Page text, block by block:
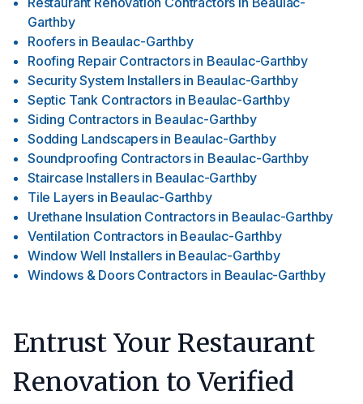
Garthby
Roofers in Beaulac-Garthby
Roofing Repair Contractors in Beaulac-Garthby
Security System Installers in Beaulac-Garthby
Septic Tank Contractors in Beaulac-Garthby
Siding Contractors in Beaulac-Garthby
Sodding Landscapers in Beaulac-Garthby
Soundproofing Contractors in Beaulac-Garthby
Staircase Installers in Beaulac-Garthby
Tile Layers in Beaulac-Garthby
Urethane Insulation Contractors in Beaulac-Garthby
Ventilation Contractors in Beaulac-Garthby
Window Well Installers in Beaulac-Garthby
Windows & Doors Contractors in Beaulac-Garthby
Entrust Your Restaurant
Renovation to Verified